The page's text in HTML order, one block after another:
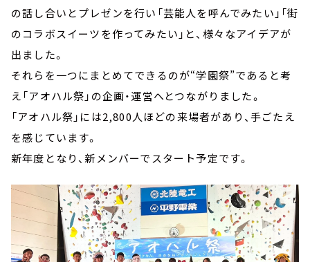
の話し合いとプレゼンを行い「芸能人を呼んでみたい」「街
のコラボスイーツを作ってみたい」と、様々なアイデアが
出ました。
それらを一つにまとめてできるのが“学園祭”であると考
え「アオハル祭」の企画・運営へとつながりました。
「アオハル祭」には2,800人ほどの来場者があり、手ごたえ
を感じています。
新年度となり、新メンバーでスタート予定です。